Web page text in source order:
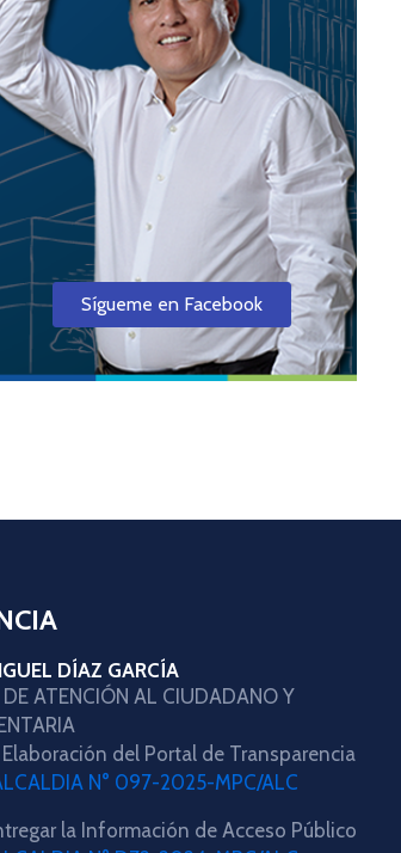
Sígueme en Facebook
DÍAZ GARCÍA
DE ATENCIÓN AL CIUDADANO Y
del Portal de Transparencia
N° 097-2025-MPC/ALC
la Información de Acceso Público